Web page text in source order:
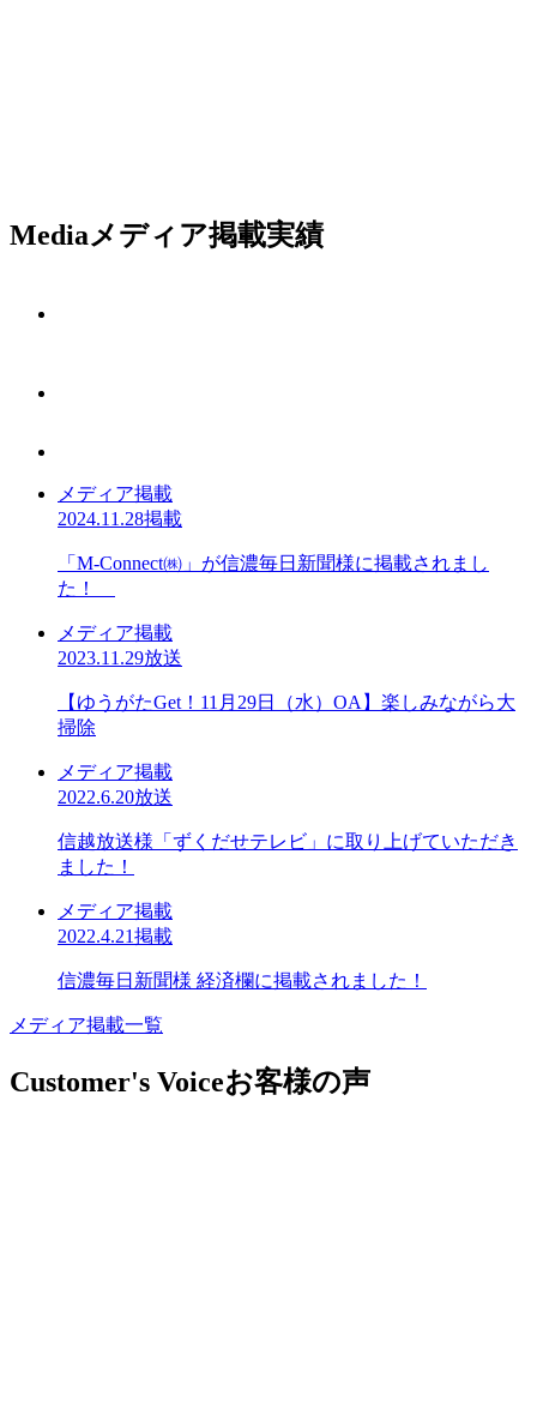
Mediaメディア掲載実績
メディア掲載
2024.11.28掲載
「M-Connect㈱」が信濃毎日新聞様に掲載されまし
た！
メディア掲載
2023.11.29放送
【ゆうがたGet！11月29日（水）OA】楽しみながら大
掃除
メディア掲載
2022.6.20放送
信越放送様「ずくだせテレビ」に取り上げていただき
ました！
メディア掲載
2022.4.21掲載
信濃毎日新聞様 経済欄に掲載されました！
メディア掲載一覧
Customer's Voiceお客様の声